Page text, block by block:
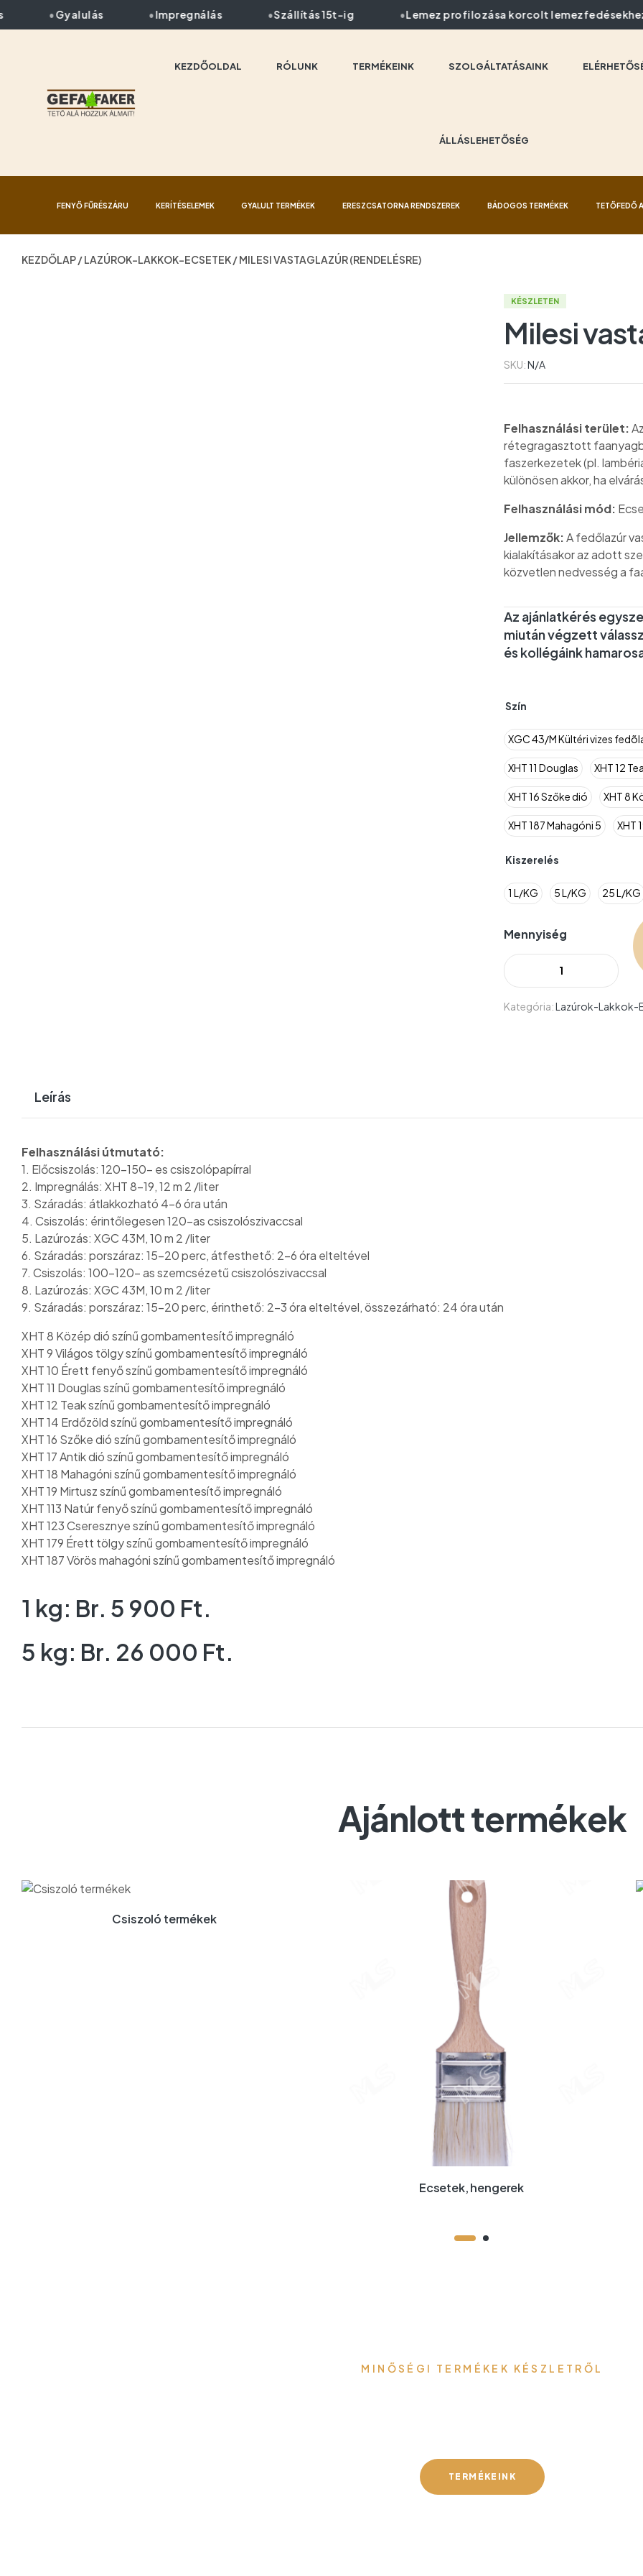
Gyalulás Impregnálás Szállítás 15t-ig Lemez profilozása korcolt lemezfedésekhez
KEZDŐOLDAL RÓLUNK TERMÉKEINK SZOLGÁLTATÁSAINK
ÁLLÁSLEHETŐSÉG
FENYŐ FŰRÉSZÁRU KERÍTÉSELEMEK GYALULT TERMÉKEK ERESZCSATORNA RENDSZEREK BÁDOGOS TERMÉKEK TETŐFEDŐ
KEZDŐLAP/LAZÚROK-LAKKOK-ECSETEK/ MILESI VASTAGLAZÚR (RENDELÉSRE)
KÉSZLETEN
Milesi
SKU:N/A
Felhasználási terület:
rétegragasztott
faszerkezetek (pl.
különösen akkor, ha
Felhasználási mód:
Jellemzők:A fedőlazúr
kialakításakor az adott
közvetlen nedvesség a
Az ajánlatkérés
miután végzett
és kollégáink
Szín
XGC 43/M Kültéri vizes
XHT 11 Douglas XHT 12
XHT 16 Szőke dió XHT 8
XHT 187 Mahagóni 5 XHT
Kiszerelés
1 L/KG 5 L/KG 25 L/KG
Mennyiség
Kategória:Lazúrok-Lakkok-
Leírás
Felhasználási útmutató:
1. Előcsiszolás: 120-150- es csiszolópapírral
2. Impregnálás: XHT 8-19, 12 m 2 /liter
3. Száradás: átlakkozható 4-6 óra után
4. Csiszolás: érintőlegesen 120-as csiszolószivaccsal
5. Lazúrozás: XGC 43M, 10 m 2 /liter
6. Száradás: porszáraz: 15-20 perc, átfesthető: 2-6 óra elteltével
7. Csiszolás: 100-120- as szemcsézetű csiszolószivaccsal
8. Lazúrozás: XGC 43M, 10 m 2 /liter
9. Száradás: porszáraz: 15-20 perc, érinthető: 2-3 óra elteltével, összezárható: 24 óra után
XHT 8 Közép dió színű gombamentesítő impregnáló
XHT 9 Világos tölgy színű gombamentesítő impregnáló
XHT 10 Érett fenyő színű gombamentesítő impregnáló
XHT 11 Douglas színű gombamentesítő impregnáló
XHT 12 Teak színű gombamentesítő impregnáló
XHT 14 Erdőzöld színű gombamentesítő impregnáló
XHT 16 Szőke dió színű gombamentesítő impregnáló
XHT 17 Antik dió színű gombamentesítő impregnáló
XHT 18 Mahagóni színű gombamentesítő impregnáló
XHT 19 Mirtusz színű gombamentesítő impregnáló
XHT 113 Natúr fenyő színű gombamentesítő impregnáló
XHT 123 Cseresznye színű gombamentesítő impregnáló
XHT 179 Érett tölgy színű gombamentesítő impregnáló
XHT 187 Vörös mahagóni színű gombamentesítő impregnáló
1 kg: Br. 5 900 Ft.
5 kg: Br. 26 000 Ft.
Ajánlott termékek
Csiszoló termékek
Ecsetek, hengerek
MINŐSÉGI TERMÉKEK KÉSZLETRŐL
TERMÉKEINK